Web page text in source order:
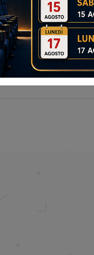
E. Thompson, M.